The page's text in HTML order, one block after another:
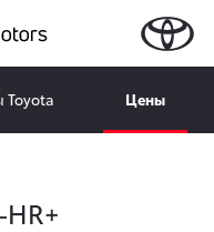
Toyota Цены
HR+